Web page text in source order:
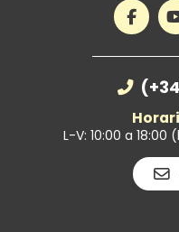
L-V: 10:00 a